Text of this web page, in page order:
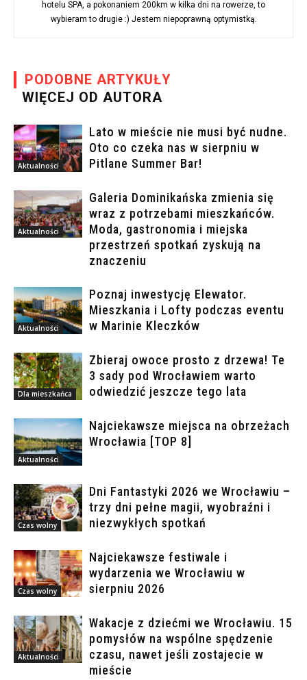
hotelu SPA, a pokonaniem 200km w kilka dni na rowerze, to
wybieram to drugie :) Jestem niepoprawną optymistką.
PODOBNE ARTYKUŁY
WIĘCEJ OD AUTORA
Aktualności
Lato w mieście nie musi być nudne.
Oto co czeka nas w sierpniu w
Pitlane Summer Bar!
Aktualności
Galeria Dominikańska zmienia się
wraz z potrzebami mieszkańców.
Moda, gastronomia i miejska
przestrzeń spotkań zyskują na
znaczeniu
Aktualności
Poznaj inwestycję Elewator.
Mieszkania i Lofty podczas eventu
w Marinie Kleczków
Dla mieszkańca
Zbieraj owoce prosto z drzewa! Te
3 sady pod Wrocławiem warto
odwiedzić jeszcze tego lata
Aktualności
Najciekawsze miejsca na obrzeżach
Wrocławia [TOP 8]
Czas wolny
Dni Fantastyki 2026 we Wrocławiu –
trzy dni pełne magii, wyobraźni i
niezwykłych spotkań
Czas wolny
Najciekawsze festiwale i
wydarzenia we Wrocławiu w
sierpniu 2026
Aktualności
Wakacje z dziećmi we Wrocławiu. 15
pomysłów na wspólne spędzenie
czasu, nawet jeśli zostajecie w
mieście